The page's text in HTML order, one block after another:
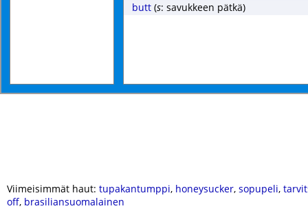
butt (s: savukkeen pätkä)
Viimeisimmät haut: tupakantumppi, honeysucker, sopupeli,
off, brasiliansuomalainen